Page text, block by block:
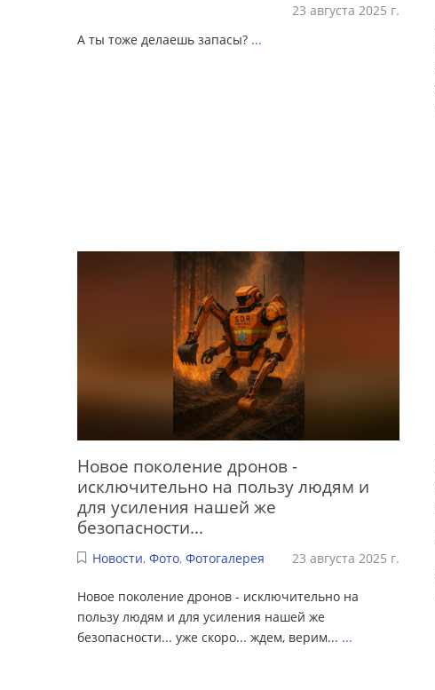
23 августа 2025 г.
А ты тоже делаешь запасы? ...
Новое поколение дронов -
исключительно на пользу людям и
для усиления нашей же
безопасности...
Новости, Фото, Фотогалерея 23 августа 2025 г.
Новое поколение дронов - исключительно на
пользу людям и для усиления нашей же
безопасности... уже скоро... ждем, верим... ...